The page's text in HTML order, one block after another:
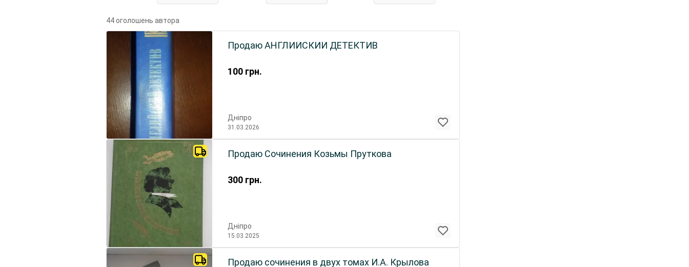
44 оголошень автора
100 грн.
Продаю АНГЛИЙСКИЙ ДЕТЕКТИВ
Дніпро
31.03.2026
300 грн.
Продаю Сочинения Козьмы Пруткова
Дніпро
15.03.2025
Продаю сочинения в двух томах И.А. Крылова